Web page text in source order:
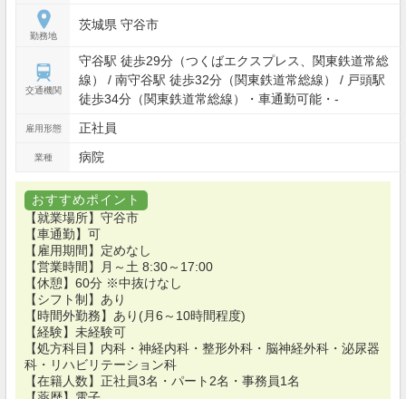
勤務地
茨城県 守谷市
交通機関
守谷駅 徒歩29分（つくばエクスプレス、関東鉄道常総
線） / 南守谷駅 徒歩32分（関東鉄道常総線） / 戸頭駅
徒歩34分（関東鉄道常総線）・車通勤可能・-
雇用形態 正社員
業種 病院
おすすめポイント
【就業場所】守谷市
【車通勤】可
【雇用期間】定めなし
【営業時間】月～土 8:30～17:00
【休憩】60分 ※中抜けなし
【シフト制】あり
【時間外勤務】あり(月6～10時間程度)
【経験】未経験可
【処方科目】内科・神経内科・整形外科・脳神経外科・泌尿器
科・リハビリテーション科
【在籍人数】正社員3名・パート2名・事務員1名